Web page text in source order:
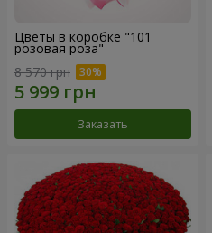
Цветы в коробке "101
розовая роза"
8 570 грн
Заказать